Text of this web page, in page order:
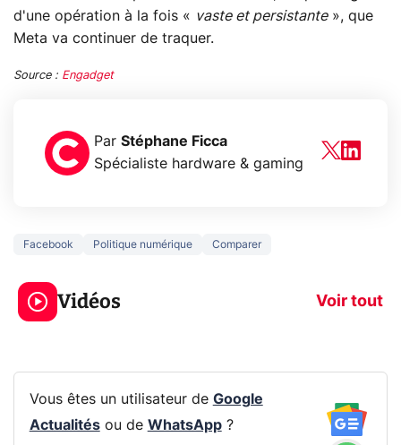
d'une opération à la fois « vaste et persistante», que
Meta va continuer de traquer.
Source : Engadget
Par Stéphane Ficca
Spécialiste hardware & gaming
Facebook Politique numérique Comparer
Vidéos Voir tout
3 écrans en 1 pour
319€ ? Voici L'AOC
CQ32G4ZA !
prochaine
Vous êtes un utilisateur de Google
Actualitésou de WhatsApp?